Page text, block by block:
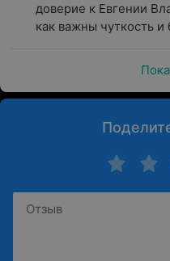
доверие к Евгении
как важны чуткость